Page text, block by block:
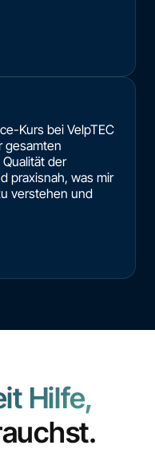
Kurs bei VelpTEC
gesamten
der
praxisnah, was mir
verstehen und
Hilfe,